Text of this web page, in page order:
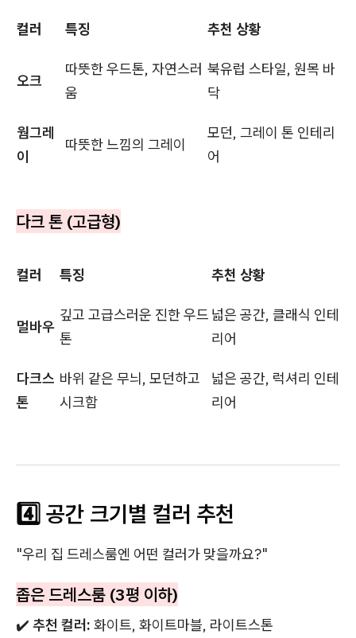
컬러 특징 추천 상황
오크
따뜻한 우드톤, 자연스러
움
북유럽 스타일, 원목 바
닥
웜그레
이
따뜻한 느낌의 그레이
모던, 그레이 톤 인테리
어
다크 톤 (고급형)
컬러 특징 추천 상황
멀바우
깊고 고급스러운 진한 우드
톤
넓은 공간, 클래식 인테
리어
다크스
톤
바위 같은 무늬, 모던하고
시크함
넓은 공간, 럭셔리 인테
리어
4️⃣ 공간 크기별 컬러 추천
"우리 집 드레스룸엔 어떤 컬러가 맞을까요?"
좁은 드레스룸 (3평 이하)
✔️ 추천 컬러: 화이트, 화이트마블, 라이트스톤